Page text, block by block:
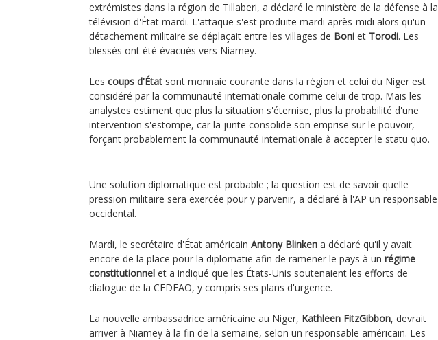
extrémistes dans la région de Tillaberi, a déclaré le ministère de la défense à la
télévision d'État mardi. L'attaque s'est produite mardi après-midi alors qu'un
détachement militaire se déplaçait entre les villages de Boni et Torodi. Les
blessés ont été évacués vers Niamey.
Les coups d'État sont monnaie courante dans la région et celui du Niger est
considéré par la communauté internationale comme celui de trop. Mais les
analystes estiment que plus la situation s'éternise, plus la probabilité d'une
intervention s'estompe, car la junte consolide son emprise sur le pouvoir,
forçant probablement la communauté internationale à accepter le statu quo.
Une solution diplomatique est probable ; la question est de savoir quelle
pression militaire sera exercée pour y parvenir, a déclaré à l'AP un responsable
occidental.
Mardi, le secrétaire d'État américain Antony Blinken a déclaré qu'il y avait
encore de la place pour la diplomatie afin de ramener le pays à un régime
constitutionnel et a indiqué que les États-Unis soutenaient les efforts de
dialogue de la CEDEAO, y compris ses plans d'urgence.
La nouvelle ambassadrice américaine au Niger, Kathleen FitzGibbon, devrait
arriver à Niamey à la fin de la semaine, selon un responsable américain. Les